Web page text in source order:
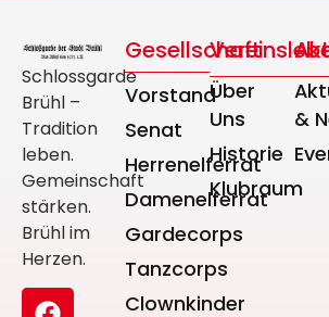
Schlossgarde
Brühl –
Tradition
leben.
Gemeinschaft
stärken.
Brühl im
Herzen.
Gesellschaft
Vorstand
Senat
Herrenelferrat
Damenelferrat
Gardecorps
Tanzcorps
Clownkinder
Über
Uns
Historie
Klubraum
&